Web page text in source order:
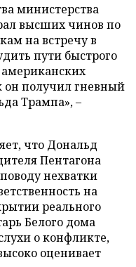
министерства
высших чинов по
на встречу в
пути быстрого
американских
он получил гневный
Трампа», –
что Дональд
Пентагона
нехватки
на
реального
Белого дома
о конфликте,
оценивает